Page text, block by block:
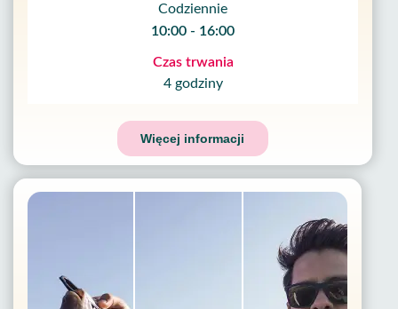
Codziennie
10:00 - 16:00
Czas trwania
4 godziny
Więcej informacji